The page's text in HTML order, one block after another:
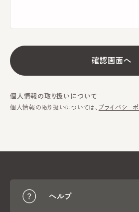
個人情報の取り扱いについて
個人情報の取り扱いについては、 プライバシーポ
ヘルプ